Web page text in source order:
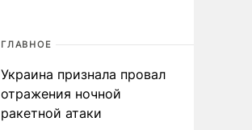
ГЛАВНОЕ
Украина признала провал
отражения ночной
ракетной атаки